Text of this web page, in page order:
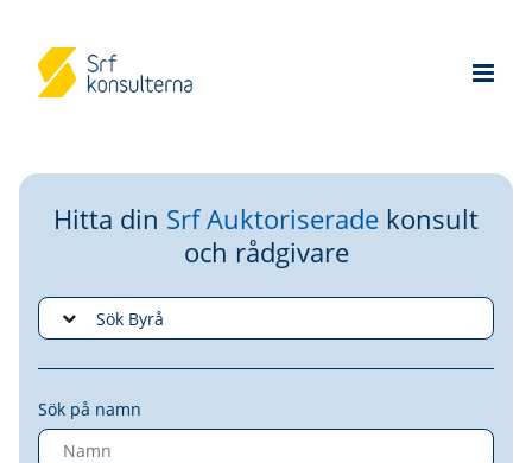
Hitta din Srf Auktoriserade konsult
och rådgivare
Sök på namn